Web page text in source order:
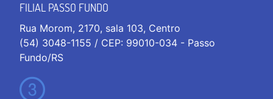
FILIAL PASSO FUNDO
Rua Morom, 2170, sala 103, Centro
(54) 3048-1155 / CEP: 99010-034 - Passo
Fundo/RS